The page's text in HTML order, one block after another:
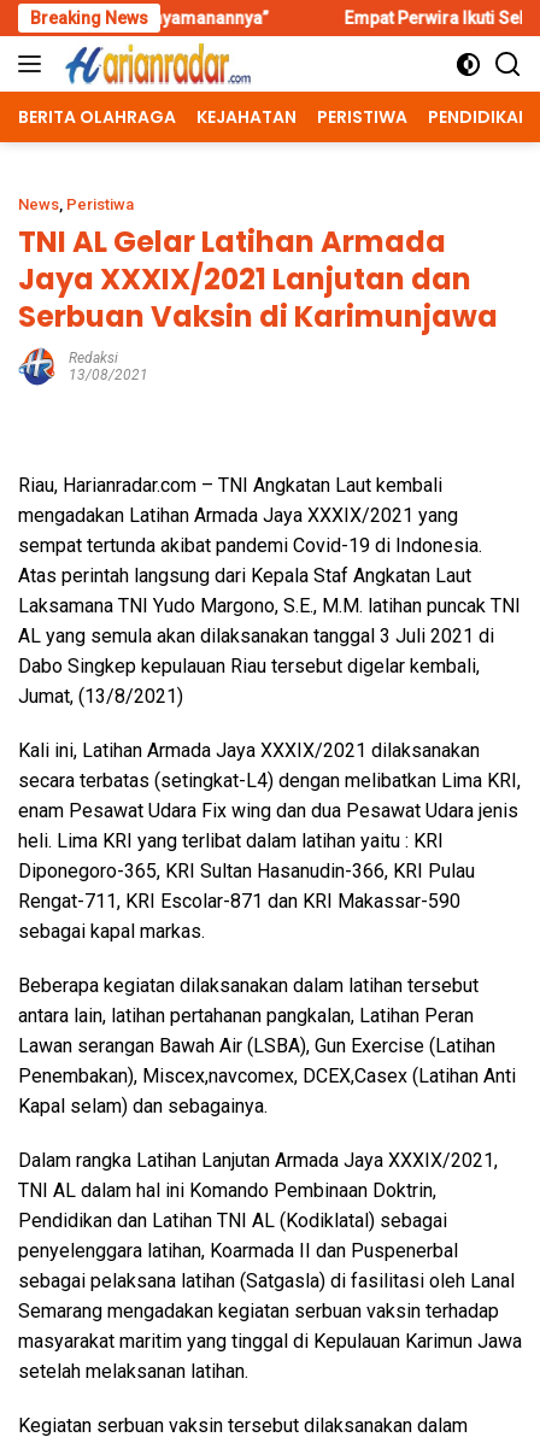
Skip
to
content
Breaking News Empat Perwira Ikuti Seleksi Komandan
BERITA OLAHRAGA KEJAHATAN PERISTIWA PENDIDIKAN
News, Peristiwa
TNI AL Gelar Latihan Armada
Jaya XXXIX/2021 Lanjutan dan
Serbuan Vaksin di Karimunjawa
Redaksi
13/08/2021
Riau, Harianradar.com – TNI Angkatan Laut kembali
mengadakan Latihan Armada Jaya XXXIX/2021 yang
sempat tertunda akibat pandemi Covid-19 di Indonesia.
Atas perintah langsung dari Kepala Staf Angkatan Laut
Laksamana TNI Yudo Margono, S.E., M.M. latihan puncak TNI
AL yang semula akan dilaksanakan tanggal 3 Juli 2021 di
Dabo Singkep kepulauan Riau tersebut digelar kembali,
Jumat, (13/8/2021)
Kali ini, Latihan Armada Jaya XXXIX/2021 dilaksanakan
secara terbatas (setingkat-L4) dengan melibatkan Lima KRI,
enam Pesawat Udara Fix wing dan dua Pesawat Udara jenis
heli. Lima KRI yang terlibat dalam latihan yaitu : KRI
Diponegoro-365, KRI Sultan Hasanudin-366, KRI Pulau
Rengat-711, KRI Escolar-871 dan KRI Makassar-590
sebagai kapal markas.
Beberapa kegiatan dilaksanakan dalam latihan tersebut
antara lain, latihan pertahanan pangkalan, Latihan Peran
Lawan serangan Bawah Air (LSBA), Gun Exercise (Latihan
Penembakan), Miscex,navcomex, DCEX,Casex (Latihan Anti
Kapal selam) dan sebagainya.
Dalam rangka Latihan Lanjutan Armada Jaya XXXIX/2021,
TNI AL dalam hal ini Komando Pembinaan Doktrin,
Pendidikan dan Latihan TNI AL (Kodiklatal) sebagai
penyelenggara latihan, Koarmada II dan Puspenerbal
sebagai pelaksana latihan (Satgasla) di fasilitasi oleh Lanal
Semarang mengadakan kegiatan serbuan vaksin terhadap
masyarakat maritim yang tinggal di Kepulauan Karimun Jawa
setelah melaksanan latihan.
Kegiatan serbuan vaksin tersebut dilaksanakan dalam